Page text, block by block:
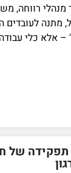
מנהלי רווחה,
מתנה
– אלא כלי
של